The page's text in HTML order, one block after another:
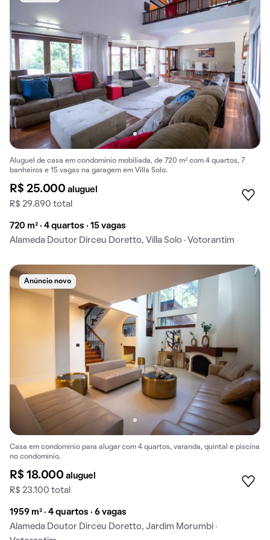
Aluguel de casa em condomínio mobiliada, de 720 m² com 4 quartos, 7
banheiros e 15 vagas na garagem em Villa Solo.
R$ 25.000aluguel
R$ 29.890 total
720 m² · 4 quartos · 15 vagas
Alameda Doutor Dirceu Doretto, Villa Solo · Votorantim
Anúncio novo
Casa em condomínio para alugar com 4 quartos, varanda, quintal e piscina
no condomínio.
R$ 18.000aluguel
R$ 23.100 total
1959 m² · 4 quartos · 6 vagas
Alameda Doutor Dirceu Doretto, Jardim Morumbi ·